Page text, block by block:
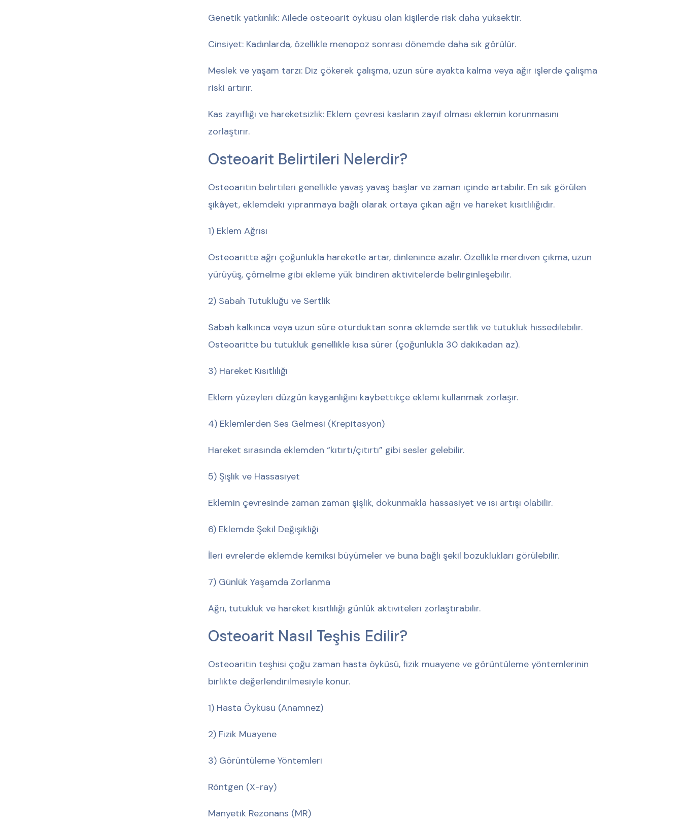
Genetik yatkınlık: Ailede osteoarit öyküsü olan kişilerde risk daha yüksektir.
Cinsiyet: Kadınlarda, özellikle menopoz sonrası dönemde daha sık görülür.
Meslek ve yaşam tarzı: Diz çökerek çalışma, uzun süre ayakta kalma veya ağır işlerde çalışma
riski artırır.
Kas zayıflığı ve hareketsizlik: Eklem çevresi kasların zayıf olması eklemin korunmasını
zorlaştırır.
Osteoarit Belirtileri Nelerdir?
Osteoaritin belirtileri genellikle yavaş yavaş başlar ve zaman içinde artabilir. En sık görülen
şikâyet, eklemdeki yıpranmaya bağlı olarak ortaya çıkan ağrı ve hareket kısıtlılığıdır.
1) Eklem Ağrısı
Osteoaritte ağrı çoğunlukla hareketle artar, dinlenince azalır. Özellikle merdiven çıkma, uzun
yürüyüş, çömelme gibi ekleme yük bindiren aktivitelerde belirginleşebilir.
2) Sabah Tutukluğu ve Sertlik
Sabah kalkınca veya uzun süre oturduktan sonra eklemde sertlik ve tutukluk hissedilebilir.
Osteoaritte bu tutukluk genellikle kısa sürer (çoğunlukla 30 dakikadan az).
3) Hareket Kısıtlılığı
Eklem yüzeyleri düzgün kayganlığını kaybettikçe eklemi kullanmak zorlaşır.
4) Eklemlerden Ses Gelmesi (Krepitasyon)
Hareket sırasında eklemden “kıtırtı/çıtırtı” gibi sesler gelebilir.
5) Şişlik ve Hassasiyet
Eklemin çevresinde zaman zaman şişlik, dokunmakla hassasiyet ve ısı artışı olabilir.
6) Eklemde Şekil Değişikliği
İleri evrelerde eklemde kemiksi büyümeler ve buna bağlı şekil bozuklukları görülebilir.
7) Günlük Yaşamda Zorlanma
Ağrı, tutukluk ve hareket kısıtlılığı günlük aktiviteleri zorlaştırabilir.
Osteoarit Nasıl Teşhis Edilir?
Osteoaritin teşhisi çoğu zaman hasta öyküsü, fizik muayene ve görüntüleme yöntemlerinin
birlikte değerlendirilmesiyle konur.
1) Hasta Öyküsü (Anamnez)
2) Fizik Muayene
3) Görüntüleme Yöntemleri
Röntgen (X-ray)
Manyetik Rezonans (MR)